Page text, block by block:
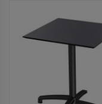
FAVORIS